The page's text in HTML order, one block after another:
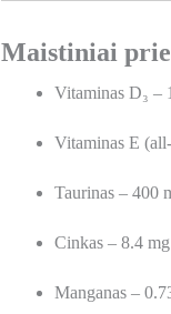
Maistiniai
Vitaminas D₃ –
Vitaminas E
Taurinas – 400
Cinkas – 8.4 mg
Manganas –